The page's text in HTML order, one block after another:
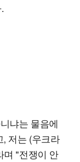
냐는 물음에
저는 (우크라
며 "전쟁이 안